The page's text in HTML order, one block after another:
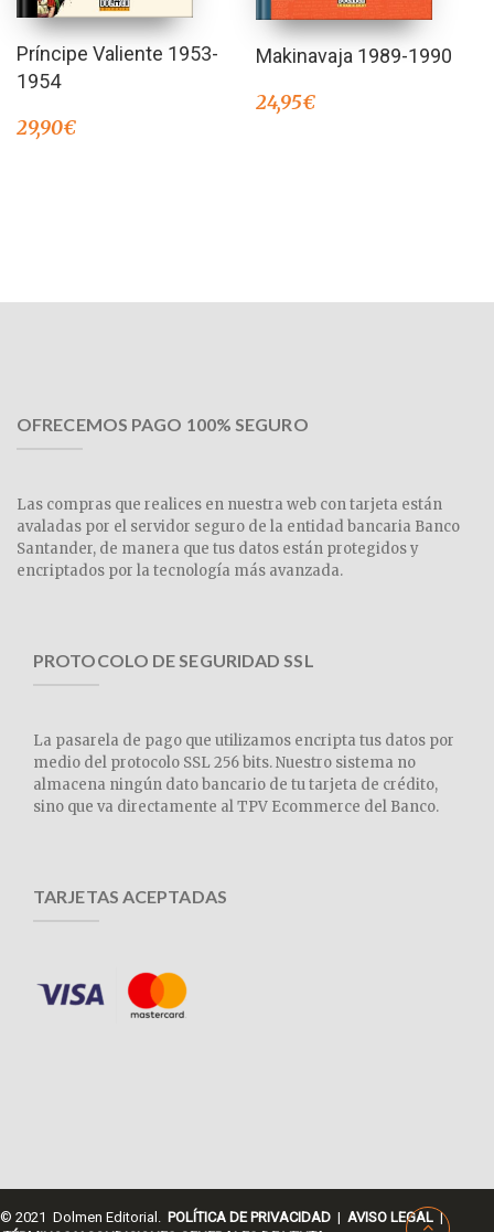
Príncipe Valiente 1953-
1954
29,90€
Makinavaja 1989-1990
24,95€
OFRECEMOS PAGO 100% SEGURO
Las compras que realices en nuestra web con tarjeta están
avaladas por el servidor seguro de la entidad bancaria Banco
Santander, de manera que tus datos están protegidos y
encriptados por la tecnología más avanzada.
PROTOCOLO DE SEGURIDAD SSL
La pasarela de pago que utilizamos encripta tus datos por
medio del protocolo SSL 256 bits. Nuestro sistema no
almacena ningún dato bancario de tu tarjeta de crédito,
sino que va directamente al TPV Ecommerce del Banco.
TARJETAS ACEPTADAS
© 2021 Dolmen Editorial. POLÍTICA DE PRIVACIDAD | AVISO LEGAL |